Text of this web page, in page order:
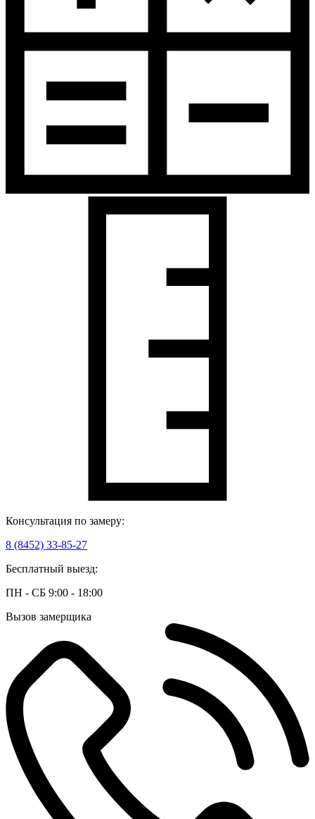
Консультация по замеру:
8 (8452) 33-85-27
Бесплатный выезд:
ПН - СБ 9:00 - 18:00
Вызов замерщика